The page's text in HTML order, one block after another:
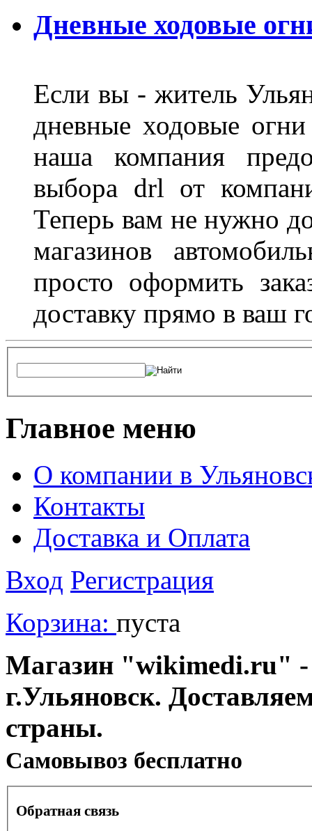
Дневные ходовые
Если вы - житель
дневные ходовые
наша компания
выбора drl от
Теперь вам не нужно
магазинов
просто оформить
доставку прямо в ваш
Главное меню
О компании в
Контакты
Доставка и Оплата
Вход Регистрация
Корзина: пуста
Магазин "wikimedi.ru" -
г.Ульяновск.
страны.
Cамовывоз бесплатно
Обратная связь